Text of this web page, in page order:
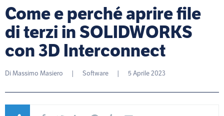
Come e perché aprire file
di terzi in SOLIDWORKS
con 3D Interconnect
DiMassimo Masiero | Software | 5 Aprile 2023